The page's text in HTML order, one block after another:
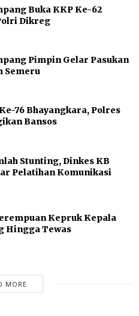
Buka KKP Ke-62
Dikreg
Pimpin Gelar Pasukan
Semeru
76 Bhayangkara, Polres
Bansos
Stunting, Dinkes KB
Pelatihan Komunikasi
Kepruk Kepala
Hingga Tewas
MORE